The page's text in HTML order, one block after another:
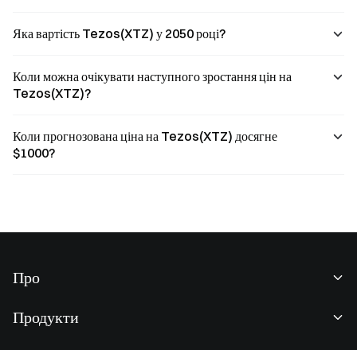
Яка вартість Tezos(XTZ) у 2050 році?
Коли можна очікувати наступного зростання цін на
Tezos(XTZ)?
Коли прогнозована ціна на Tezos(XTZ) досягне
$1000?
Про
Продукти